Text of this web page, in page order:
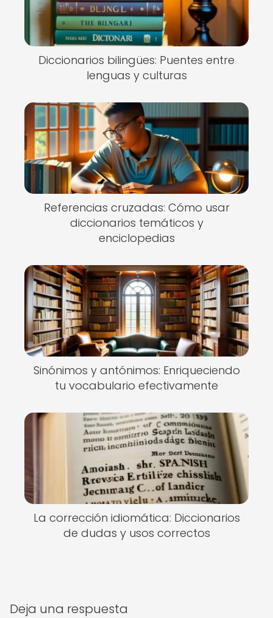
Diccionarios bilingües: Puentes entre
lenguas y culturas
Referencias cruzadas: Cómo usar
diccionarios temáticos y
enciclopedias
Sinónimos y antónimos: Enriqueciendo
tu vocabulario efectivamente
La corrección idiomática: Diccionarios
de dudas y usos correctos
Deja una respuesta